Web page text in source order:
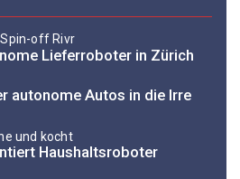
off Rivr
Lieferroboter in Zürich
autonome Autos in die Irre
und kocht
Haushaltsroboter